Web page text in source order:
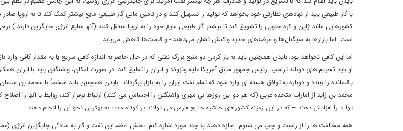
با گاز طبیعی باید از نهادهای نظارتی خود بخواهد که تولید را تسهیل کنند و در تامین مالی گاز طبیعی مایع بیشتر کمک کند تا به اروپا
کشورهایی مانند ژاپن و کره جنوبی را تشویق کند تا بیشتر گاز طبیعی مایع خود را به اروپا منتقل کنند (آنها منابع انرژی جایگزین دارند.)
است، اما بازارها به سیگنال‌ها و عرضه‌های جدید واکنش نشان می‌دهند - و قیمت‌ها کاهش می‌یابد.
اما این کافی نخواهد بود. بایدن همچنین باید به باز کردن دو منبع بزرگ نفتی که در حال حاضر به اندازه کافی سریع یا به مقدار کافی وارد
او باید تحریم های دونالد ترامپ، رئیس جمهور سابق آمریکا علیه ونزوئلا و ایران را تعلیق کند. در صورت امکان، واشنگتن باید با ایران
باقیمانده را ببندد و دوباره به توافق هسته ای وارد شود که تمام نفت ایران را به بازار برگرداند. بایدن همچنین باید شخصاً با محمد بن
محمد بن زاید از امارات متحده عربی (که هر دو این روزها بی مهری واشنگتن را احساس می کنند) ارتباط برقرار کند، روابط با آنها را اصلاح
تولید را افزایش دهند – که در این زمینه کشورهای حاشیه خلیج فارس می توانند در کوتاه مدت به بهترین نحو آن را انجام دهند.
همه مخالفت ها را از راست و چپ می شنوم. اجازه دهید به چند مورد اشاره کنم. بخش اعظم این نفت و گاز به سادگی جایگزین انرژی